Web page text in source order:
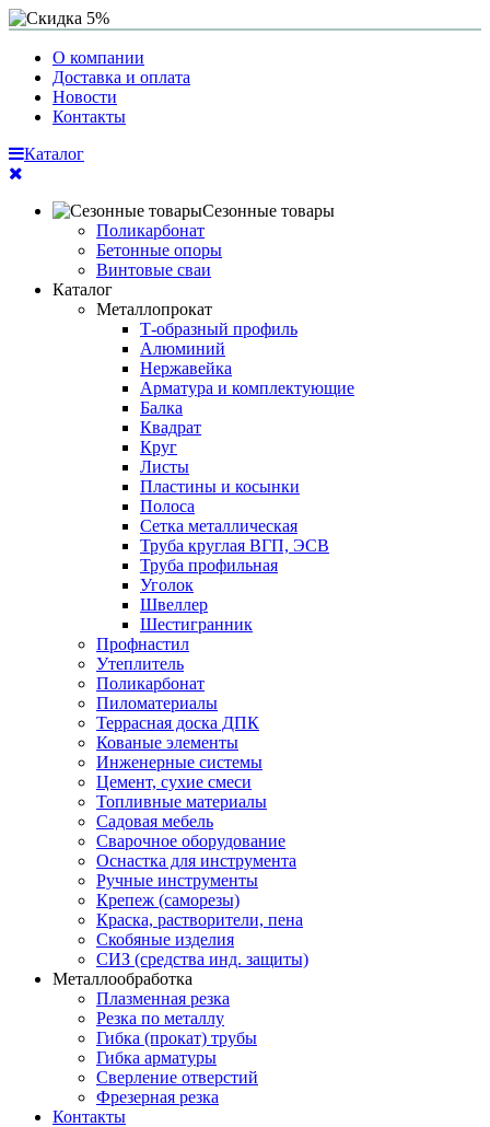
О компании
Доставка и оплата
Новости
Контакты
Каталог
Сезонные товары
Поликарбонат
Бетонные опоры
Винтовые сваи
Каталог
Металлопрокат
Т-образный профиль
Алюминий
Нержавейка
Арматура и комплектующие
Балка
Квадрат
Круг
Листы
Пластины и косынки
Полоса
Сетка металлическая
Труба круглая ВГП, ЭСВ
Труба профильная
Уголок
Швеллер
Шестигранник
Профнастил
Утеплитель
Поликарбонат
Пиломатериалы
Террасная доска ДПК
Кованые элементы
Инженерные системы
Цемент, сухие смеси
Топливные материалы
Садовая мебель
Сварочное оборудование
Оснастка для инструмента
Ручные инструменты
Крепеж (саморезы)
Краска, растворители, пена
Скобяные изделия
СИЗ (средства инд. защиты)
Металлообработка
Плазменная резка
Резка по металлу
Гибка (прокат) трубы
Гибка арматуры
Сверление отверстий
Фрезерная резка
Контакты